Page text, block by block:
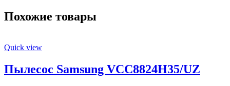
Похожие товары
Quick view
Пылесос Samsung VCC8824H35/UZ